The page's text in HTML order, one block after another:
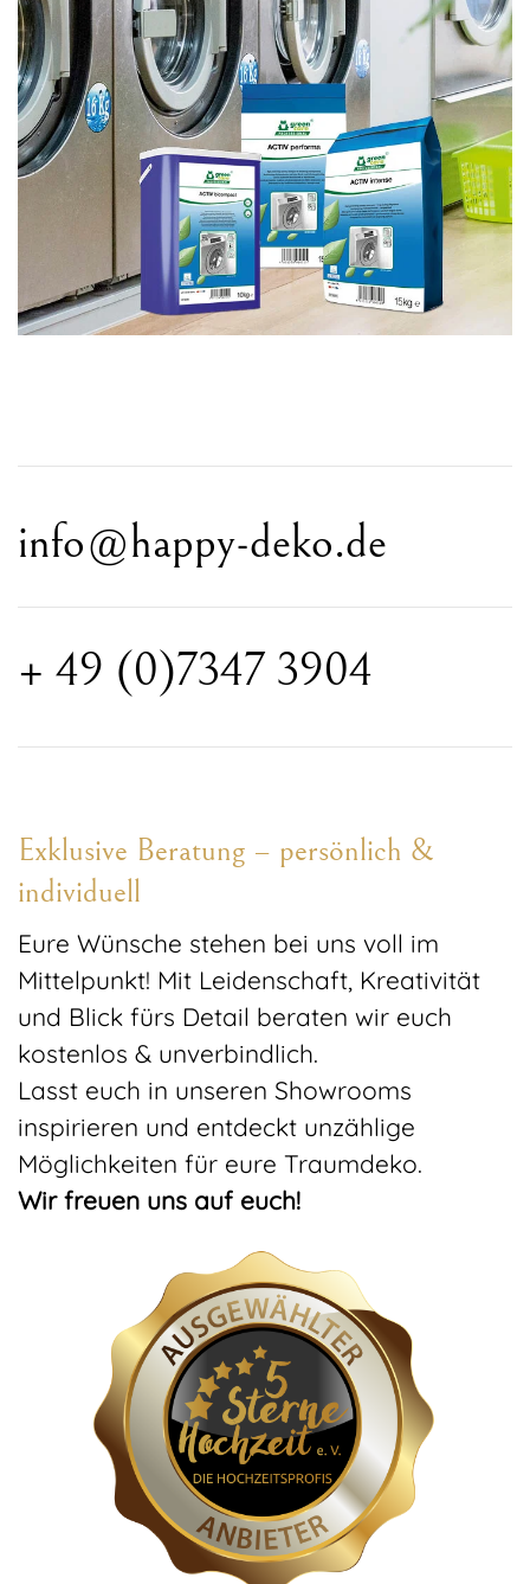
info@happy-deko.de
+ 49 (0)7347 3904
Exklusive Beratung – persönlich &
individuell
Eure Wünsche stehen bei uns voll im
Mittelpunkt! Mit Leidenschaft, Kreativität
und Blick fürs Detail beraten wir euch
kostenlos & unverbindlich.
Lasst euch in unseren Showrooms
inspirieren und entdeckt unzählige
Möglichkeiten für eure Traumdeko.
Wir freuen uns auf euch!